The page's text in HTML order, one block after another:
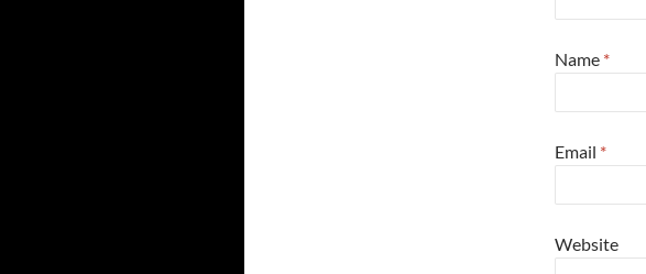
Name *
Email *
Website